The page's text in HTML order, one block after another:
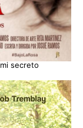
secreto